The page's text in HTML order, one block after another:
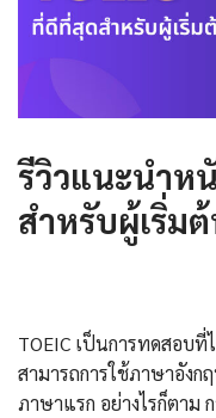
รีวิวแนะนำห
สำหรับผู้เริ่ม
TOEIC เป็นการทดสอบ
สามารถการใช้ภาษาอัง
ภาษาแรก อย่างไรก็ตาม